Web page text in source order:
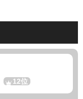
12位